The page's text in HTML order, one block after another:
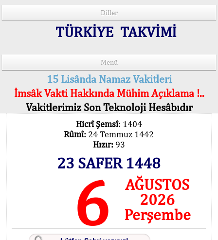
Diller
TÜRKİYE TAKVİMİ
Menü
15 Lisânda Namaz Vakitleri
İmsâk Vakti Hakkında Mühim Açıklama !..
Vakitlerimiz Son Teknoloji Hesâbıdır
Hicrî Şemsî: 1404
Rûmî: 24 Temmuz 1442
Hızır: 93
23 SAFER 1448
6
AĞUSTOS
2026
Perşembe